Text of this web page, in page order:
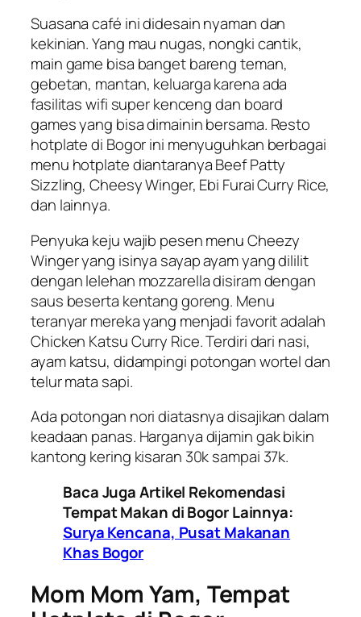
Suasana café ini didesain nyaman dan
kekinian. Yang mau nugas, nongki cantik,
main game bisa banget bareng teman,
gebetan, mantan, keluarga karena ada
fasilitas wifi super kenceng dan board
games yang bisa dimainin bersama. Resto
hotplate di Bogor ini menyuguhkan berbagai
menu hotplate diantaranya Beef Patty
Sizzling, Cheesy Winger, Ebi Furai Curry Rice,
dan lainnya.
Penyuka keju wajib pesen menu Cheezy
Winger yang isinya sayap ayam yang dililit
dengan lelehan mozzarella disiram dengan
saus beserta kentang goreng. Menu
teranyar mereka yang menjadi favorit adalah
Chicken Katsu Curry Rice. Terdiri dari nasi,
ayam katsu, didampingi potongan wortel dan
telur mata sapi.
Ada potongan nori diatasnya disajikan dalam
keadaan panas. Harganya dijamin gak bikin
kantong kering kisaran 30k sampai 37k.
Baca Juga Artikel Rekomendasi
Tempat Makan di Bogor Lainnya:
Surya Kencana, Pusat Makanan
Khas Bogor
Mom Mom Yam, Tempat